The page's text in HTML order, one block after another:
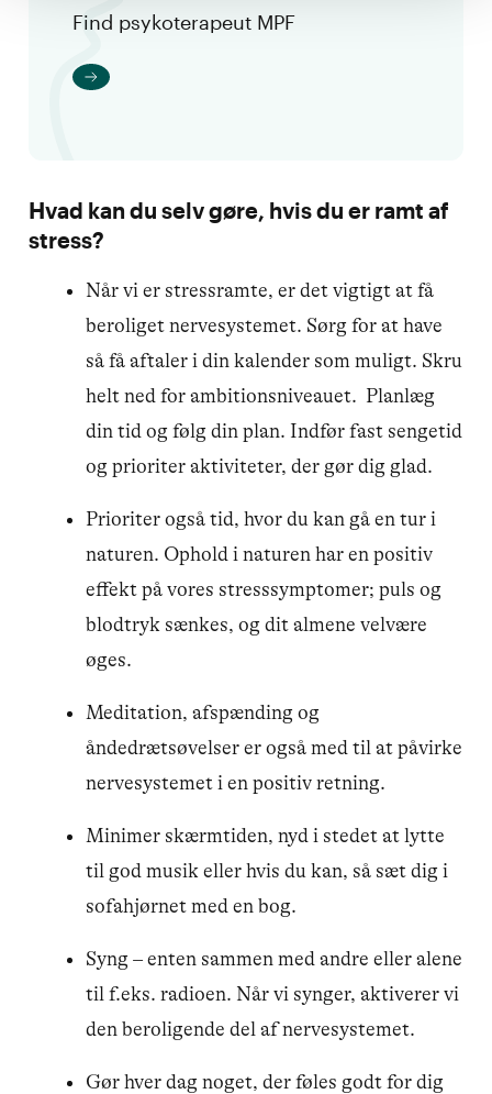
Find psykoterapeut MPF
Hvad kan du selv gøre, hvis du er ramt af
stress?
Når vi er stressramte, er det vigtigt at få
beroliget nervesystemet. Sørg for at have
så få aftaler i din kalender som muligt. Skru
helt ned for ambitionsniveauet. Planlæg
din tid og følg din plan. Indfør fast sengetid
og prioriter aktiviteter, der gør dig glad.
Prioriter også tid, hvor du kan gå en tur i
naturen. Ophold i naturen har en positiv
effekt på vores stresssymptomer; puls og
blodtryk sænkes, og dit almene velvære
øges.
Meditation, afspænding og
åndedrætsøvelser er også med til at påvirke
nervesystemet i en positiv retning.
Minimer skærmtiden, nyd i stedet at lytte
til god musik eller hvis du kan, så sæt dig i
sofahjørnet med en bog.
Syng – enten sammen med andre eller alene
til f.eks. radioen. Når vi synger, aktiverer vi
den beroligende del af nervesystemet.
Gør hver dag noget, der føles godt for dig